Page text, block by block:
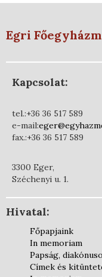
Egri
Kapcsolat:
tel.:+36 36 517 589
e-mail:
fax.:+36 36 517 589
3300 Eger,
Széchenyi u. 1.
Hivatal:
Főpapjaink
In memoriam
Papság,
Címek és